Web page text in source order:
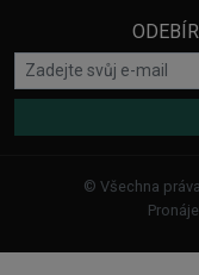
© Všechna